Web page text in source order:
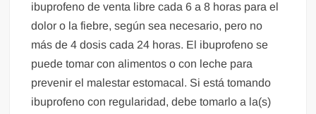
ibuprofeno de venta libre cada 6 a 8 horas para el
dolor o la fiebre, según sea necesario, pero no
más de 4 dosis cada 24 horas. El ibuprofeno se
puede tomar con alimentos o con leche para
prevenir el malestar estomacal. Si está tomando
ibuprofeno con regularidad, debe tomarlo a la(s)